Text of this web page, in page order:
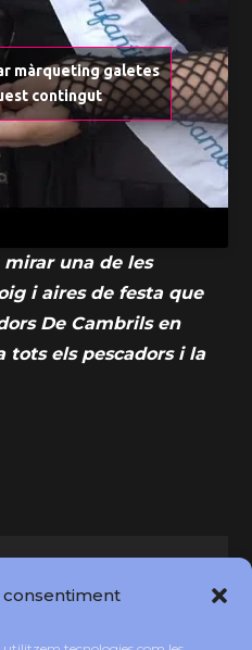
consentiment
màrqueting galetes
contingut
una de les
i aires de festa que
De Cambrils en
tots els pescadors i la
Martí i Pol